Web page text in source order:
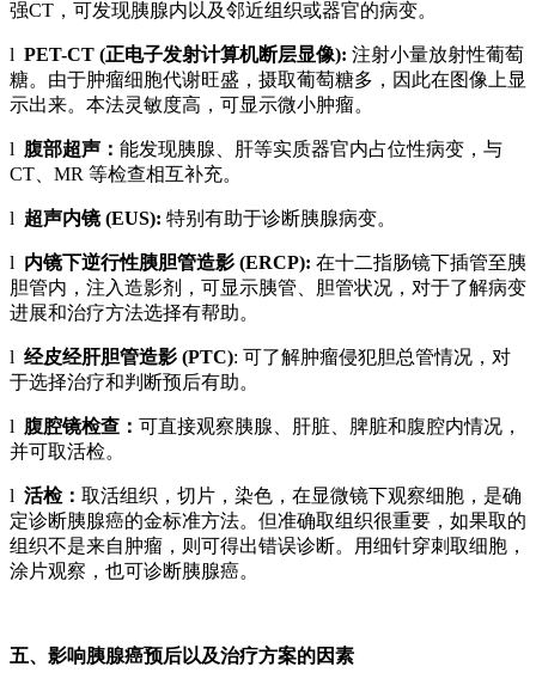
强CT，可发现胰腺内以及邻近组织或器官的病变。
l PET-CT (正电子发射计算机断层显像): 注射小量放射性葡萄
糖。由于肿瘤细胞代谢旺盛，摄取葡萄糖多，因此在图像上显
示出来。本法灵敏度高，可显示微小肿瘤。
l 腹部超声： 能发现胰腺、肝等实质器官内占位性病变，与
CT、MR 等检查相互补充。
l 超声内镜 (EUS): 特别有助于诊断胰腺病变。
l 内镜下逆行性胰胆管造影 (ERCP): 在十二指肠镜下插管至胰
胆管内，注入造影剂，可显示胰管、胆管状况，对于了解病变
进展和治疗方法选择有帮助。
l 经皮经肝胆管造影 (PTC): 可了解肿瘤侵犯胆总管情况，对
于选择治疗和判断预后有助。
l 腹腔镜检查： 可直接观察胰腺、肝脏、脾脏和腹腔内情况，
并可取活检。
l 活检： 取活组织，切片，染色，在显微镜下观察细胞，是确
定诊断胰腺癌的金标准方法。但准确取组织很重要，如果取的
组织不是来自肿瘤，则可得出错误诊断。用细针穿刺取细胞，
涂片观察，也可诊断胰腺癌。
五、影响胰腺癌预后以及治疗方案的因素